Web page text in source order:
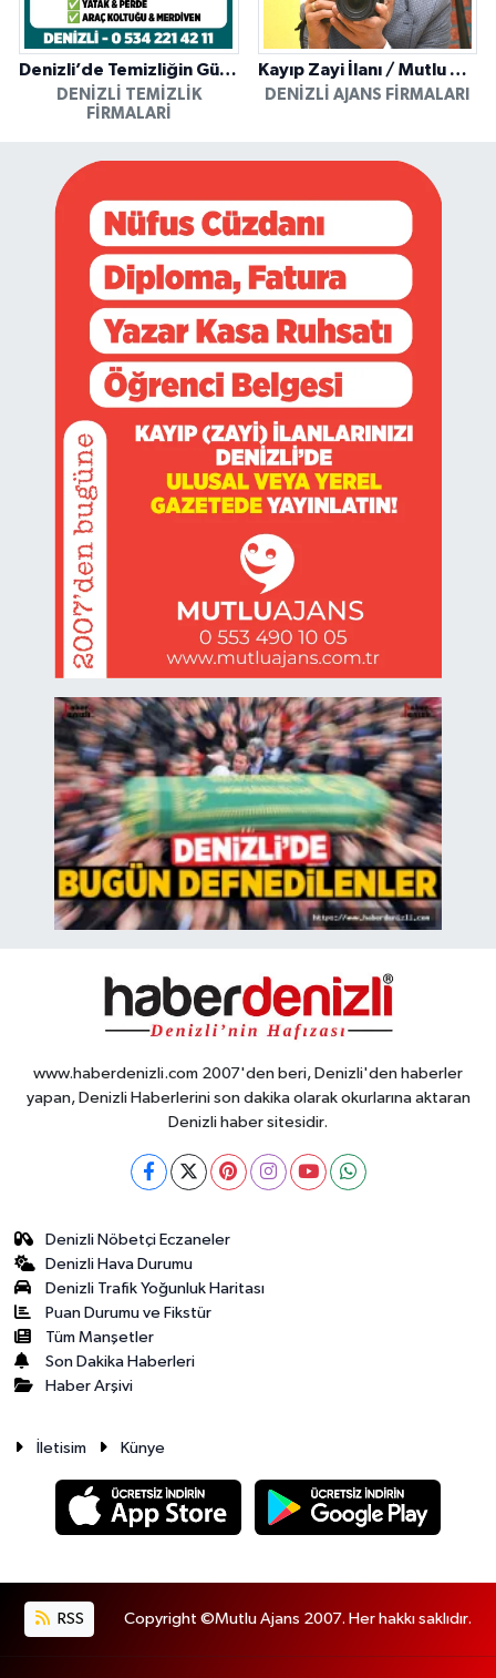
Denizli’de Temizliğin Güvenilir Adresi: Özkan Yerinde Yıkama
DENIZLI TEMIZLIK
FIRMALARI
Kayıp Zayi İlanı / Mutlu Ajans / Denizli
DENIZLI AJANS FIRMALARI
www.haberdenizli.com 2007'den beri, Denizli'den haberler
yapan, Denizli Haberlerini son dakika olarak okurlarına aktaran
Denizli haber sitesidir.
Denizli Nöbetçi Eczaneler
Denizli Hava Durumu
Denizli Trafik Yoğunluk Haritası
Puan Durumu ve Fikstür
Tüm Manşetler
Son Dakika Haberleri
Haber Arşivi
İletisim Künye
RSS Copyright ©Mutlu Ajans 2007. Her hakkı saklıdır.